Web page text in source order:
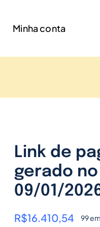
Minha conta
Link de
gerado
09/01/
R$16.410,54 99